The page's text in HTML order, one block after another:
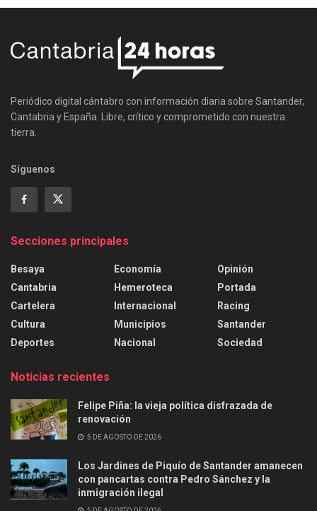
Periódico digital cántabro con información diaria sobre Santander,
Cantabria y España. Libre, crítico y comprometido con nuestra
tierra.
Síguenos
Secciones principales
Besaya
Cantabria
Cartelera
Cultura
Deportes
Economía
Hemeroteca
Internacional
Municipios
Nacional
Opinión
Portada
Racing
Santander
Sociedad
Noticias recientes
Felipe Piña: la vieja política disfrazada de
renovación
5 DE AGOSTO DE 2026
Los Jardines de Piquío de Santander amanecen
con pancartas contra Pedro Sánchez y la
inmigración ilegal